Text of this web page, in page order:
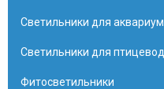
Светильники для
Светильники для
Фитосветильники